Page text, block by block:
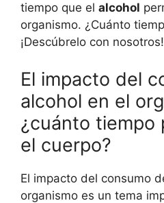
tiempo que el alcohol
organismo. ¿Cuánto
¡Descúbrelo con nosotros!
El impacto del
alcohol en el
¿cuánto tiempo
el cuerpo?
El impacto del consumo
organismo es un tema